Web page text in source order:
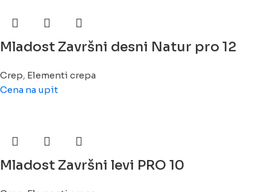
Mladost Završni desni Natur pro 12
Crep, Elementi crepa
Cena na upit
Mladost Završni levi PRO 10